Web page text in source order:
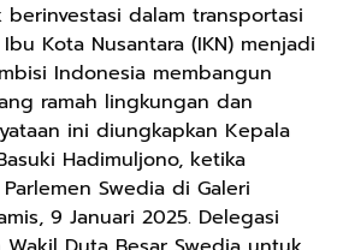
dalam transportasi
Kota Nusantara (IKN) menjadi
Indonesia membangun
ramah lingkungan dan
ini diungkapkan Kepala
Hadimuljono, ketika
Swedia di Galeri
9 Januari 2025. Delegasi